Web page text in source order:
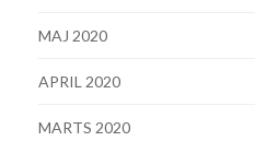
MAJ 2020
APRIL 2020
MARTS 2020